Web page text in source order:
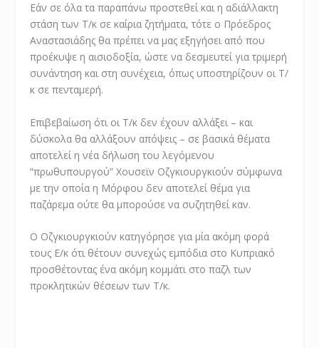
Εάν σε όλα τα παραπάνω προστεθεί και η αδιάλλακτη
στάση των Τ/κ σε καίρια ζητήματα, τότε ο Πρόεδρος
Αναστασιάδης θα πρέπει να μας εξηγήσει από που
προέκυψε η αισιοδοξία, ώστε να δεσμευτεί για τριμερή
συνάντηση και στη συνέχεια, όπως υποστηρίζουν οι Τ/
κ σε πενταμερή.
Επιβεβαίωση ότι οι Τ/κ δεν έχουν αλλάξει – και
δύσκολα θα αλλάξουν απόψεις – σε βασικά θέματα
αποτελεί η νέα δήλωση του λεγόμενου
“πρωθυπουργού” Χουσεϊν Οζγκιουργκιούν σύμφωνα
με την οποία η Μόρφου δεν αποτελεί θέμα για
παζάρεμα ούτε θα μπορούσε να συζητηθεί καν.
Ο Οζγκιουργκιούν κατηγόρησε για μία ακόμη φορά
τους Ε/κ ότι θέτουν συνεχώς εμπόδια στο Κυπριακό
προσθέτοντας ένα ακόμη κομμάτι στο παζλ των
προκλητικών θέσεων των Τ/κ.